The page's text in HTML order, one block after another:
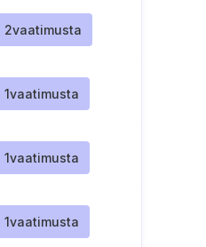
2vaatimusta
1vaatimusta
1vaatimusta
1vaatimusta